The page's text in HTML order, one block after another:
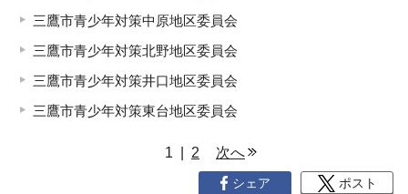
三鷹市青少年対策中原地区委員会
三鷹市青少年対策北野地区委員会
三鷹市青少年対策井口地区委員会
三鷹市青少年対策東台地区委員会
1 | 2 次へ
シェア ポスト